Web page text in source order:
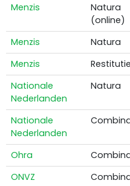
Menzis
Natura
(online)
Menzis Natura
Menzis
Restitutie
Nationale
Nederlanden
Natura
Nationale
Nederlanden
Ohra
ONVZ